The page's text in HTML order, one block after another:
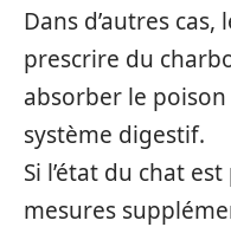
Dans d’autres
prescrire du
absorber le
système digestif.
Si l’état du chat
mesures